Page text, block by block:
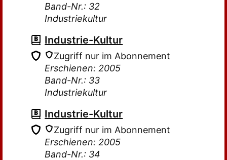
Band-Nr.: 32
Industriekultur
Industrie-Kultur
Zugriff nur im Abonnement
Erschienen: 2005
Band-Nr.: 33
Industriekultur
Industrie-Kultur
Zugriff nur im Abonnement
Erschienen: 2005
Band-Nr.: 34